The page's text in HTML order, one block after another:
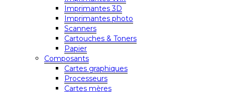
Imprimantes 3D
Imprimantes photo
Scanners
Cartouches & Toners
Papier
Composants
Cartes graphiques
Processeurs
Cartes mères